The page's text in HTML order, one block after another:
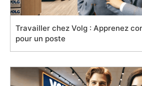
Travailler chez Volg : Apprenez
pour un poste